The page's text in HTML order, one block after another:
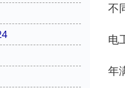
不
电
年